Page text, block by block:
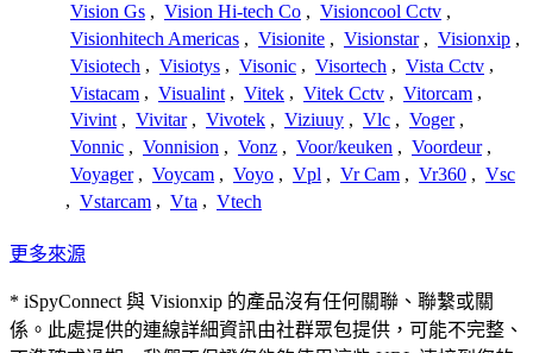
Vision Gs , Vision Hi-tech Co , Visioncool Cctv ,
Visionhitech Americas , Visionite , Visionstar , Visionxip ,
Visiotech , Visiotys , Visonic , Visortech , Vista Cctv ,
Vistacam , Visualint , Vitek , Vitek Cctv , Vitorcam ,
Vivint , Vivitar , Vivotek , Viziuuy , Vlc , Voger ,
Vonnic , Vonnision , Vonz , Voor/keuken , Voordeur ,
Voyager , Voycam , Voyo , Vpl , Vr Cam , Vr360 , Vsc
, Vstarcam , Vta , Vtech
更多來源
* iSpyConnect 與 Visionxip 的產品沒有任何關聯、聯繫或關
係。此處提供的連線詳細資訊由社群眾包提供，可能不完整、